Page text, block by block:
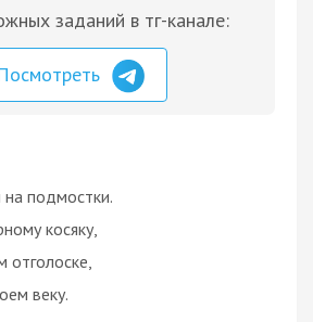
заданий в тг-канале:
на подмостки.
косяку,
веку.